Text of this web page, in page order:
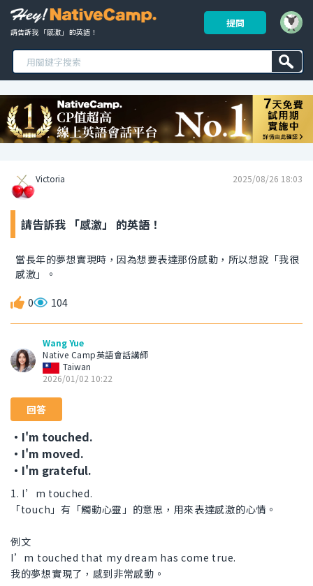
請告訴我 「感激」 的英語！
提問
Victoria 2025/08/26 18:03
請告訴我 「感激」 的英語！
當長年的夢想實現時，因為想要表達那份感動，所以想說「我很
感激」。
0 104
Wang Yue
Native Camp英語會話講師
Taiwan
2026/01/02 10:22
回答
・I'm touched.
・I'm moved.
・I'm grateful.
1. I’m touched.
「touch」有「觸動心靈」的意思，用來表達感激的心情。
例文
I’m touched that my dream has come true.
我的夢想實現了，感到非常感動。